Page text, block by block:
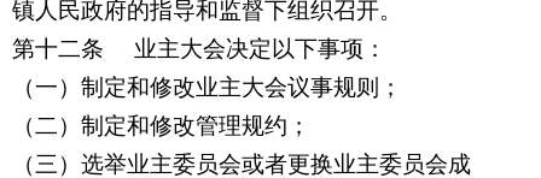
镇人民政府的指导和监督下组织召开。
第十二条 业主大会决定以下事项：
（一）制定和修改业主大会议事规则；
（二）制定和修改管理规约；
（三）选举业主委员会或者更换业主委员会成